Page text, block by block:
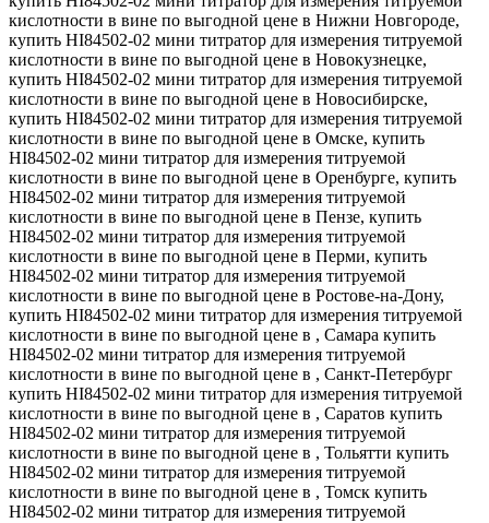
кислотности в вине по выгодной цене в Нижни Новгороде,
купить HI84502-02 мини титратор для измерения титруемой
кислотности в вине по выгодной цене в Новокузнецке,
купить HI84502-02 мини титратор для измерения титруемой
кислотности в вине по выгодной цене в Новосибирске,
купить HI84502-02 мини титратор для измерения титруемой
кислотности в вине по выгодной цене в Омске, купить
HI84502-02 мини титратор для измерения титруемой
кислотности в вине по выгодной цене в Оренбурге, купить
HI84502-02 мини титратор для измерения титруемой
кислотности в вине по выгодной цене в Пензе, купить
HI84502-02 мини титратор для измерения титруемой
кислотности в вине по выгодной цене в Перми, купить
HI84502-02 мини титратор для измерения титруемой
кислотности в вине по выгодной цене в Ростове-на-Дону,
купить HI84502-02 мини титратор для измерения титруемой
кислотности в вине по выгодной цене в , Самара купить
HI84502-02 мини титратор для измерения титруемой
кислотности в вине по выгодной цене в , Санкт-Петербург
купить HI84502-02 мини титратор для измерения титруемой
кислотности в вине по выгодной цене в , Саратов купить
HI84502-02 мини титратор для измерения титруемой
кислотности в вине по выгодной цене в , Тольятти купить
HI84502-02 мини титратор для измерения титруемой
кислотности в вине по выгодной цене в , Томск купить
HI84502-02 мини титратор для измерения титруемой